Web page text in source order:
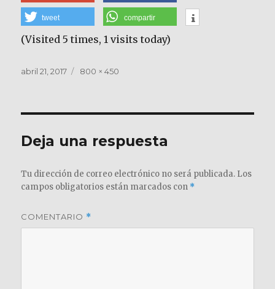
tweet compartir
(Visited 5 times, 1 visits today)
Publicado
abril 21, 2017
Tamaño
800 × 450
Deja una respuesta
Tu dirección de correo electrónico no será publicada. Los
campos obligatorios están marcados con *
COMENTARIO *